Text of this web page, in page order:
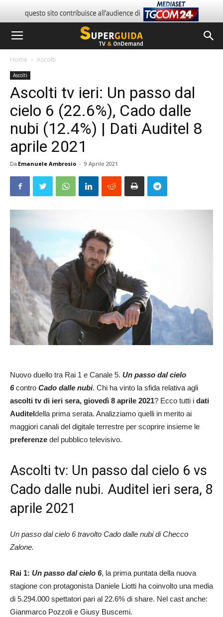
Home Ascolti
Ascolti
Ascolti tv ieri: Un passo dal
cielo 6 (22.6%), Cado dalle
nubi (12.4%) | Dati Auditel 8
aprile 2021
Da Emanuele Ambrosio - 9 Aprile 2021
Nuovo duello tra Rai 1 e Canale 5. Un passo dal cielo
6 contro Cado dalle nubi. Chi ha vinto la sfida relativa agli
ascolti tv di ieri sera, giovedì 8 aprile 2021? Ecco tutti i dati
Auditeldella prima serata. Analizziamo quelli in merito ai
maggiori canali del digitale terrestre per scoprire insieme le
preferenze del pubblico televisivo.
Ascolti tv: Un passo dal cielo 6 vs
Cado dalle nubi. Auditel ieri sera, 8
aprile 2021
Un passo dal cielo 6 travolto Cado dalle nubi di Checco
Zalone.
Rai 1: Un passo dal cielo 6, la prima puntata della nuova
stagione con protagonista Daniele Liotti ha coinvolto una media
di 5.294.000 spettatori pari al 22.6% di share. Nel cast anche:
Gianmarco Pozzoli e Giusy Buscemi.